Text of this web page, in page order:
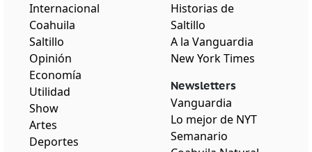
Internacional
Coahuila
Saltillo
Opinión
Economía
Utilidad
Show
Artes
Deportes
Historias de
Saltillo
A la Vanguardia
New York Times
Newsletters
Vanguardia
Lo mejor de NYT
Semanario